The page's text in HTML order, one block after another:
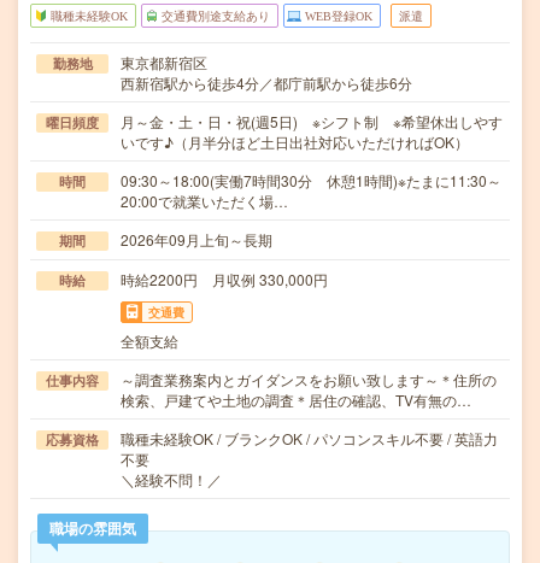
職種未経験OK 交通費別途支給あり WEB登録OK 派遣
勤務地
東京都新宿区
西新宿駅から徒歩4分／都庁前駅から徒歩6分
曜日頻度
月～金・土・日・祝(週5日) ※シフト制 ※希望休出しやす
いです♪（月半分ほど土日出社対応いただければOK）
時間
09:30～18:00(実働7時間30分 休憩1時間)※たまに11:30～
20:00で就業いただく場…
期間 2026年09月上旬～長期
時給 時給2200円 月収例 330,000円
交通費
全額支給
仕事内容
～調査業務案内とガイダンスをお願い致します～＊住所の
検索、戸建てや土地の調査＊居住の確認、TV有無の…
応募資格
職種未経験OK / ブランクOK / パソコンスキル不要 / 英語力
不要
＼経験不問！／
職場の雰囲気